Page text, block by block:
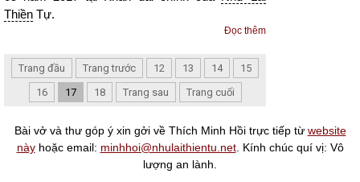
Thiền Tự.
Đọc thêm
Trang đầu Trang trước 12 13 14
15
16
17 18 Trang sau Trang cuối
Bài vở và thư góp ý xin gởi về Thích Minh Hồi trực tiếp từ website
nàyhoặc email: minhhoi@nhulaithientu.net. Kính chúc quí vị: Vô
lượng an lành.